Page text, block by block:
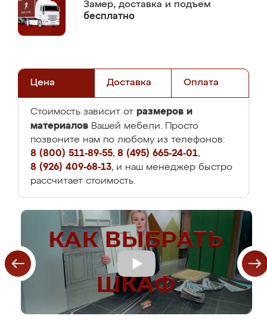
Замер, доставка и подъем
бесплатно
Цена Доставка Оплата
Стоимость зависит от размеров и
материалов Вашей мебели. Просто
позвоните нам по любому из телефонов:
8 (800) 511-89-55, 8 (495) 665-24-01,
8 (926) 409-68-13, и наш менеджер быстро
рассчитает стоимость.